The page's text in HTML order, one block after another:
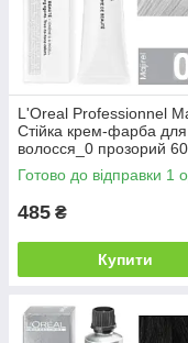
L'Oreal Professionnel
Стійка крем-фарба для
волосся_0 прозорий
Готово до відправки 1
485 ₴
Купити